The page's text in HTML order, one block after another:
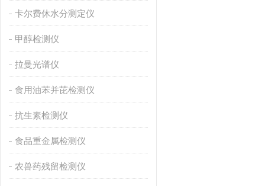
卡尔费休水分测定仪
甲醇检测仪
拉曼光谱仪
食用油苯并芘检测仪
抗生素检测仪
食品重金属检测仪
农兽药残留检测仪